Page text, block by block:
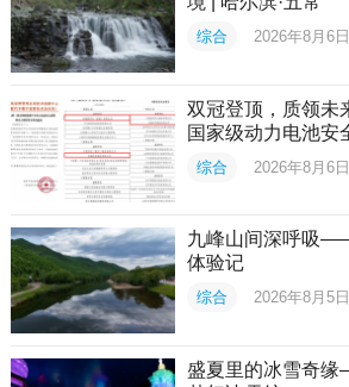
综合 2026年8月6日
双冠登顶，质领未
国家级动力电池安
综合 2026年8月6日
九峰山间深呼吸
体验记
综合 2026年8月5日
盛夏里的冰雪奇